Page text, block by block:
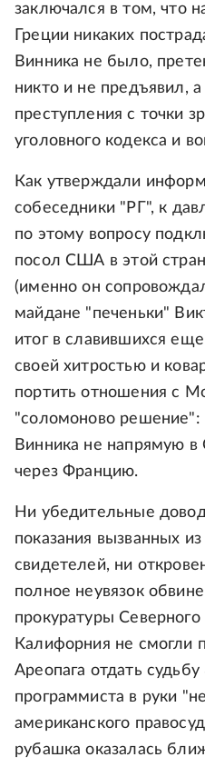
заключался в том, что
Греции никаких
Винника не было,
никто и не предъявил, а
преступления с точки
уголовного кодекса и
Как утверждали
собеседники "РГ", к
по этому вопросу
посол США в этой
(именно он
майдане "печеньки"
итог в славившихся
своей хитростью и
портить отношения с
"соломоново решение":
Винника не напрямую
через Францию.
Ни убедительные
показания вызванных
свидетелей, ни
полное неувязок
прокуратуры Северного
Калифорния не смогли
Ареопага отдать
программиста в руки
американского
рубашка оказалась